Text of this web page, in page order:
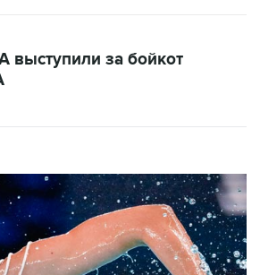
за бойкот